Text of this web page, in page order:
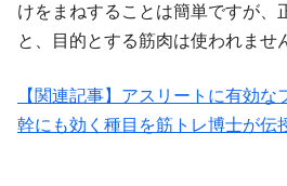
けをまねすることは簡単ですが、
と、目的とする筋肉は使われませ
【関連記事】アスリートに有効
幹にも効く種目を筋トレ博士が伝